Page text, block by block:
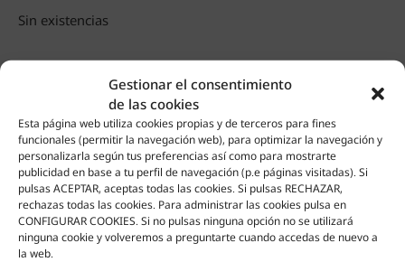
Gestionar el consentimiento
de las cookies
Esta página web utiliza cookies propias y de terceros para fines
funcionales (permitir la navegación web), para optimizar la navegación y
personalizarla según tus preferencias así como para mostrarte
publicidad en base a tu perfil de navegación (p.e páginas visitadas). Si
pulsas ACEPTAR, aceptas todas las cookies. Si pulsas RECHAZAR,
rechazas todas las cookies. Para administrar las cookies pulsa en
CONFIGURAR COOKIES. Si no pulsas ninguna opción no se utilizará
ninguna cookie y volveremos a preguntarte cuando accedas de nuevo a
la web.
Sin existencias
Productos Relacionados
¡OFERTA!